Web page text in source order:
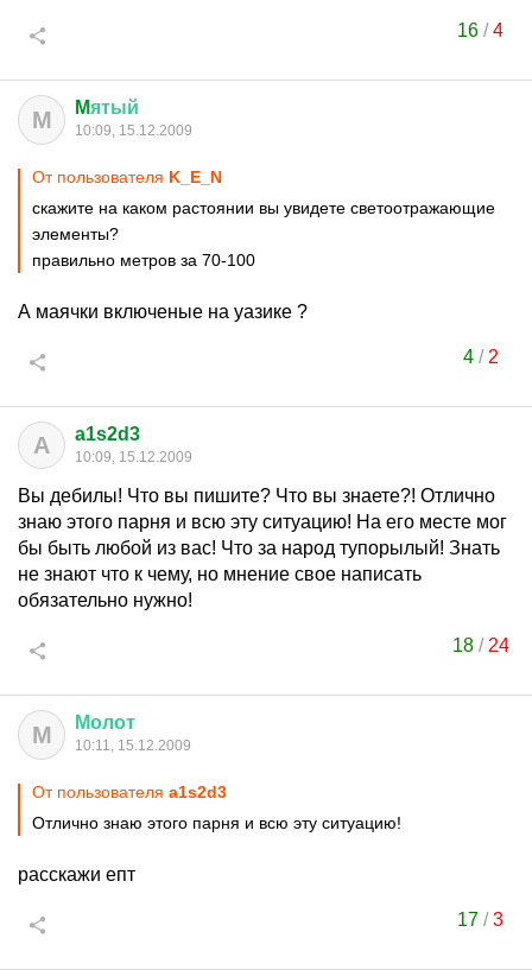
16 /4
M Mятый
10:09, 15.12.2009
От пользователя K_E_N
скажите на каком растоянии вы увидете светоотражающие
элементы?
правильно метров за 70-100
А маячки включеные на уазике ?
4/ 2
A a1s2d3
10:09, 15.12.2009
Вы дебилы! Что вы пишите? Что вы знаете?! Отлично
знаю этого парня и всю эту ситуацию! На его месте мог
бы быть любой из вас! Что за народ тупорылый! Знать
не знают что к чему, но мнение свое написать
обязательно нужно!
18/ 24
М Молот
10:11, 15.12.2009
От пользователя a1s2d3
Отлично знаю этого парня и всю эту ситуацию!
расскажи епт
17 /3